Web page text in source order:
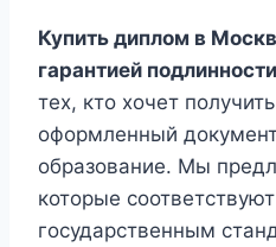
Купить диплом в
гарантией подлинности
тех, кто хочет
оформленный
образование. Мы
которые
государственным